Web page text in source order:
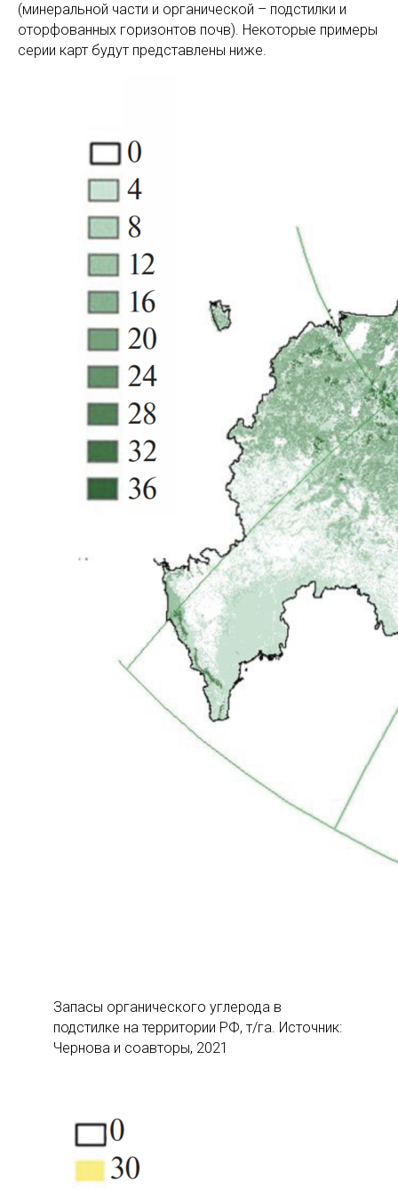
(минеральной части и органической – подстилки и
оторфованных горизонтов почв). Некоторые примеры
серии карт будут представлены ниже.
Запасы органического углерода в
подстилке на территории РФ, т/га. Источник:
Чернова и соавторы, 2021